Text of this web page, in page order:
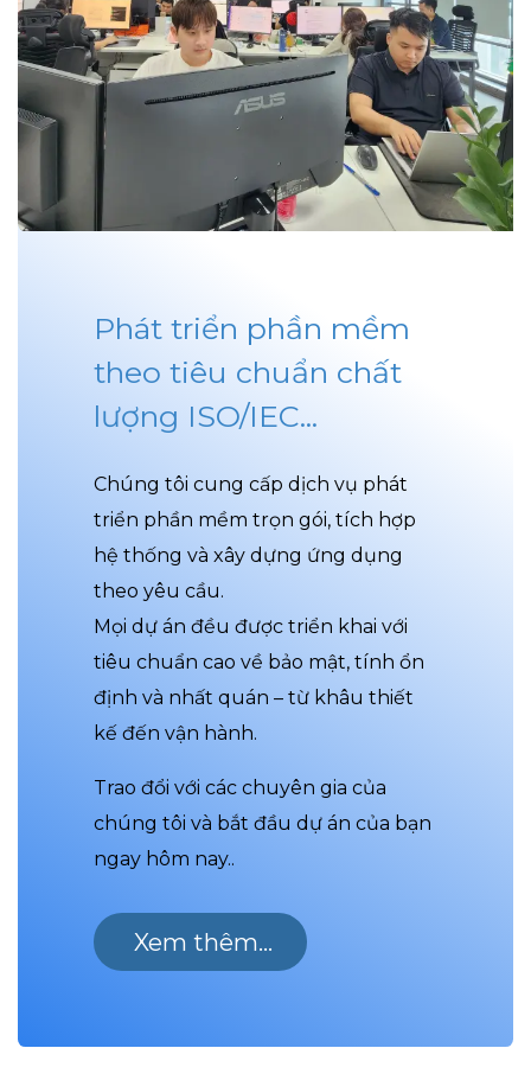
Phát triển phần mềm
theo tiêu chuẩn chất
lượng ISO/IEC...
Chúng tôi cung cấp dịch vụ phát
triển phần mềm trọn gói, tích hợp
hệ thống và xây dựng ứng dụng
theo yêu cầu.
Mọi dự án đều được triển khai với
tiêu chuẩn cao về bảo mật, tính ổn
định và nhất quán – từ khâu thiết
kế đến vận hành.
Trao đổi với các chuyên gia của
chúng tôi và bắt đầu dự án của bạn
ngay hôm nay..
Xem thêm...